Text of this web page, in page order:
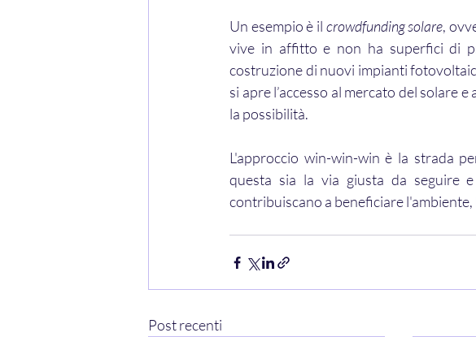
Un esempio è il crowdfunding solare,
vive in affitto e non ha superfici di
costruzione di nuovi impianti
si apre l’accesso al mercato del solare
la possibilità.
L'approccio win-win-win è la strada
questa sia la via giusta da seguire
contribuiscano a beneficiare
Post recenti